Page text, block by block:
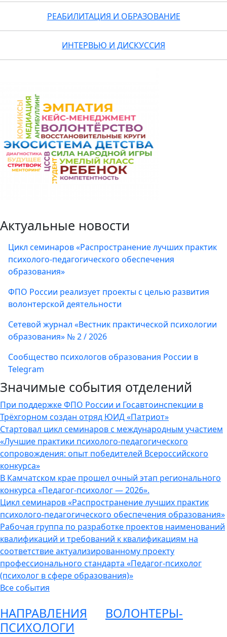
РЕАБИЛИТАЦИЯ И ОБРАЗОВАНИЕ
ИНТЕРВЬЮ И ДИСКУССИЯ
Актуальные новости
Цикл семинаров «Распространение лучших практик
психолого-педагогического обеспечения
образования»
ФПО России реализует проекты с целью развития
волонтерской деятельности
Сетевой журнал «Вестник практической психологии
образования» № 2 / 2026
Сообщество психологов образования России в
Telegram
Значимые события отделений
При поддержке ФПО России и Госавтоинспекции в
Трёхгорном создан отряд ЮИД «Патриот»
Стартовал цикл семинаров с международным участием
«Лучшие практики психолого-педагогического
сопровождения: опыт победителей Всероссийского
конкурса»
В Камчатском крае прошел очный этап регионального
конкурса «Педагог-психолог — 2026».
Цикл семинаров «Распространение лучших практик
психолого-педагогического обеспечения образования»
Рабочая группа по разработке проектов наименований
квалификаций и требований к квалификациям на
соответствие актуализированному проекту
профессионального стандарта «Педагог-психолог
(психолог в сфере образования)»
Все события
НАПРАВЛЕНИЯ
ВОЛОНТЕРЫ-
ПСИХОЛОГИ